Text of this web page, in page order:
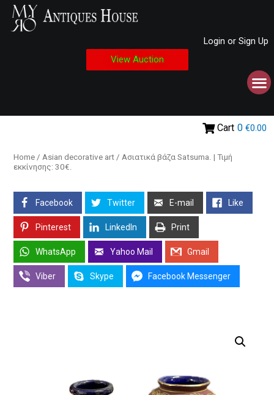
Login or Sign Up
View Auction
Cart 0 €0.00
Home / Asian decorative art / Ασιατικά βάζα Satsuma. | Τιμή
εκκίνησης: 30€.
Facebook Twitter E-mail Like
Pinterest LinkedIn Print
WhatsApp Yahoo Mail Gmail
Viber Skype Facebook Messenger